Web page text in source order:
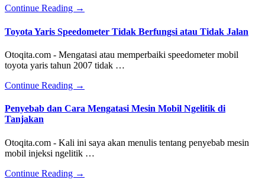
Continue Reading about
Nomor
Great
Corolla
dan
No
Rangka
→
Toyota Yaris Speedometer Tidak Berfungsi atau Tidak Jalan
Otoqita.com - Mengatasi atau memperbaiki speedometer mobil
toyota yaris tahun 2007 tidak …
Continue Reading about
Yaris
Speedometer
Berfungsi
atau
Tidak
→
Penyebab dan Cara Mengatasi Mesin Mobil Ngelitik di
Tanjakan
Otoqita.com - Kali ini saya akan menulis tentang penyebab mesin
mobil injeksi ngelitik …
Continue Reading about
→